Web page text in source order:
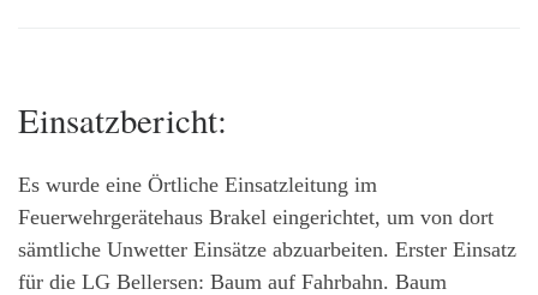
Einsatzbericht:
Es wurde eine Örtliche Einsatzleitung im
Feuerwehrgerätehaus Brakel eingerichtet, um von dort
sämtliche Unwetter Einsätze abzuarbeiten. Erster Einsatz
für die LG Bellersen: Baum auf Fahrbahn. Baum